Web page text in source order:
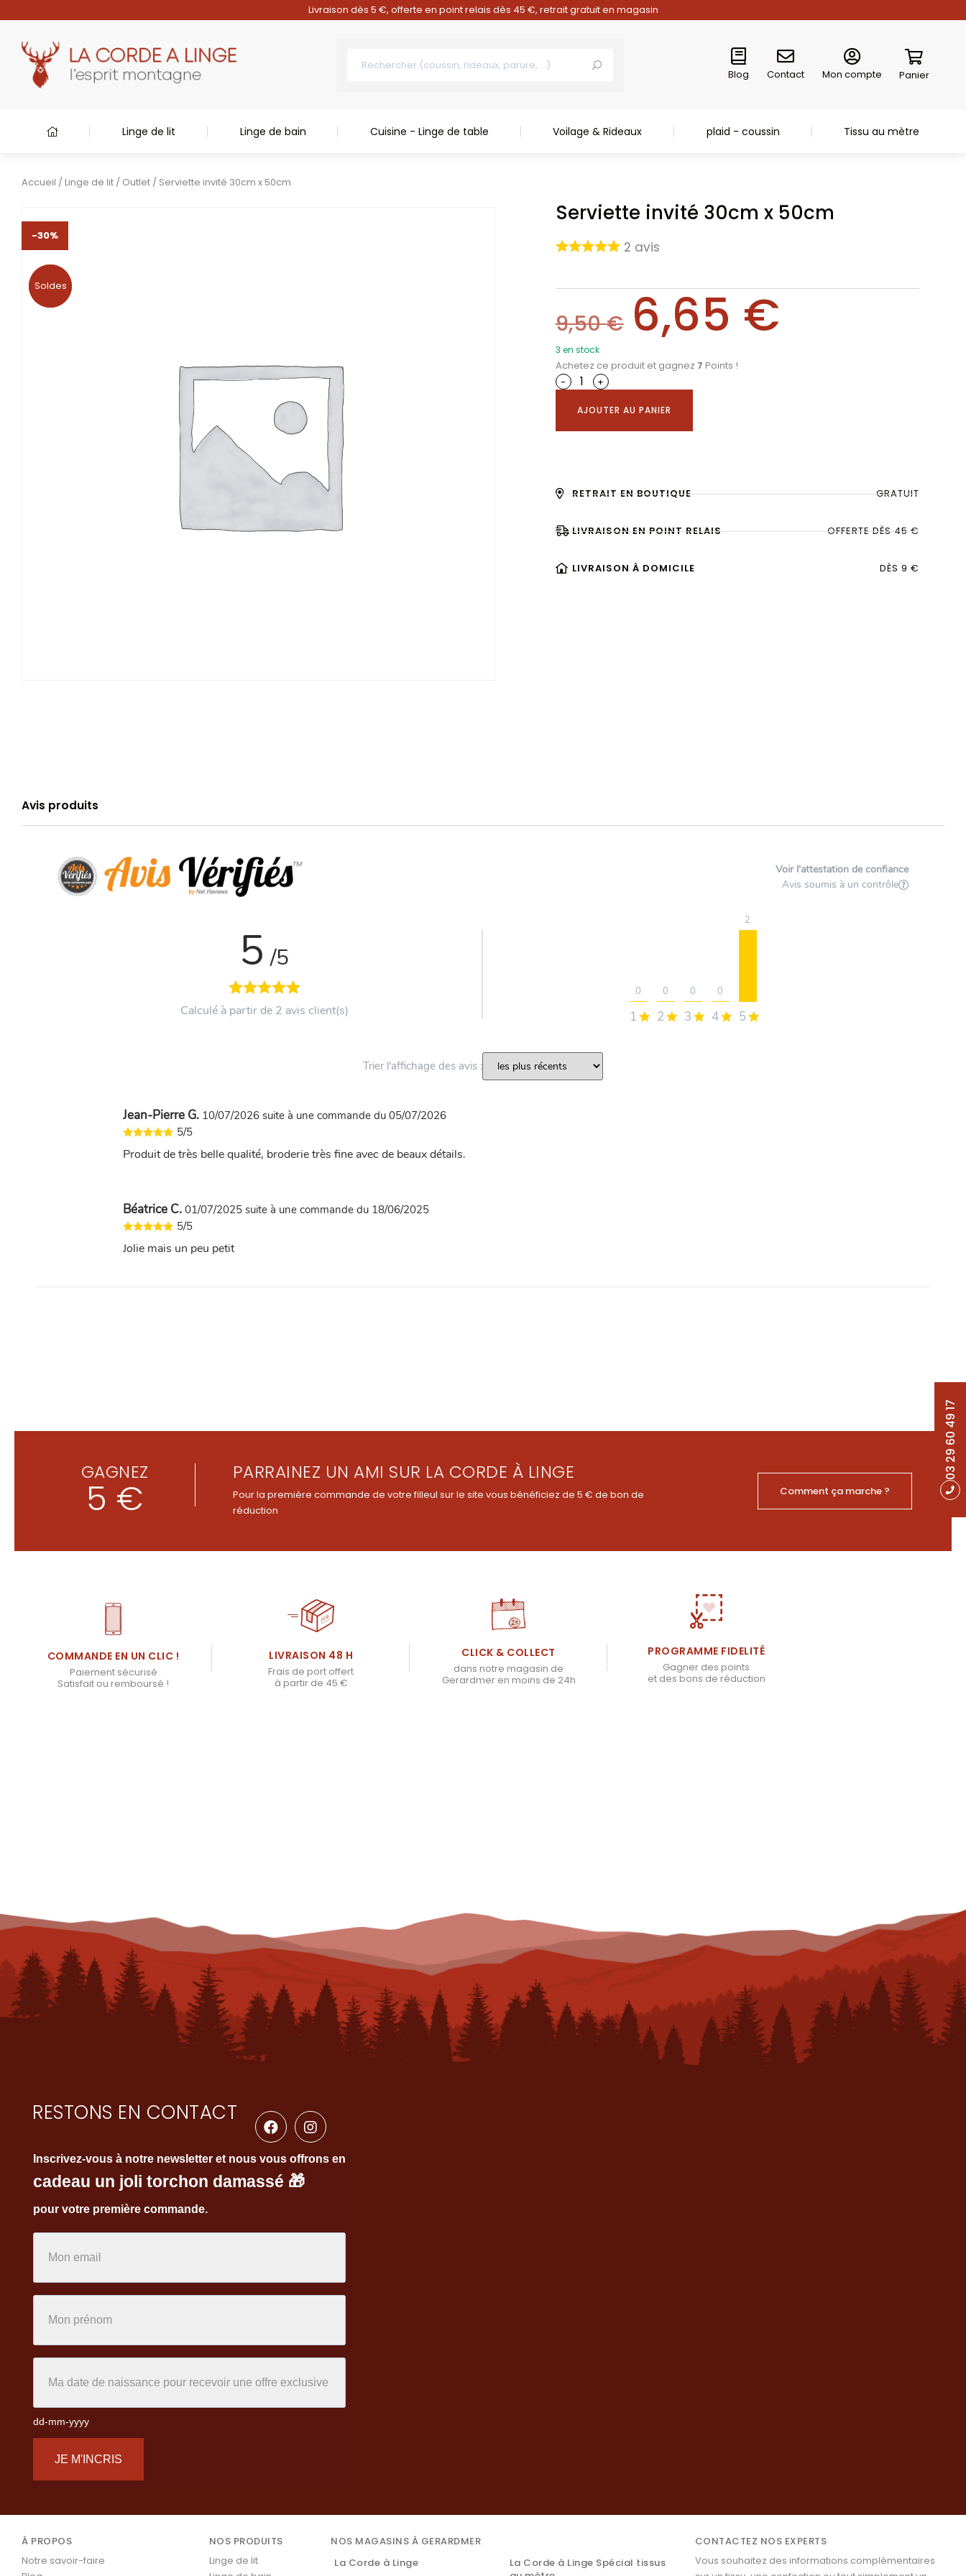
Livraison dès 5 €, offerte en point relais dès 45 €, retrait gratuit en magasin
Blog Contact Mon compte Panier
Linge de lit Linge de bain Cuisine - Linge de table Voilage & Rideaux plaid - coussin Tissu au mètre
03 29 60 49 17
Accueil / Linge de lit / Outlet / Serviette invité 30cm x 50cm
-30%
Soldes
Soldes
Serviette invité 30cm x 50cm
2 avis
9,50€ 6,65 €
3 en stock
Achetez ce produit et gagnez 7 Points !
-
+
AJOUTER AU PANIER
RETRAIT EN BOUTIQUE GRATUIT
LIVRAISON EN POINT RELAIS OFFERTE DÈS 45 €
LIVRAISON À DOMICILE DÈS 9 €
Avis produits
Voir l'attestation de confiance
Avis soumis à un contrôle
5 /5
Calculé à partir de 2 avis client(s) 1
0
2
0
3
0
4
0
5
2
Trier l'affichage des avis :
Jean-Pierre G. 10/07/2026 suite à une commande du 05/07/2026
5/5
Produit de très belle qualité, broderie très fine avec de beaux détails.
Béatrice C.01/07/2025 suite à une commande du 18/06/2025
5/5
Jolie mais un peu petit
GAGNEZ
5 €
PARRAINEZ UN AMI SUR LA CORDE À LINGE
Pour la première commande de votre filleul sur le site vous bénéficiez de 5 € de bon de
réduction
Comment ça marche ?
COMMANDE EN UN CLIC !
Paiement sécurisé
Satisfait ou remboursé !
LIVRAISON 48 H
Frais de port offert
à partir de 45 €
CLICK & COLLECT
dans notre magasin de
Gerardmer en moins de 24h
PROGRAMME FIDELITÉ
Gagner des points
et des bons de réduction
RESTONS EN CONTACT
Inscrivez-vous à notre newsletter et nous vous offrons en
cadeau un joli torchon damassé 🎁
pour votre première commande.
dd-mm-yyyy
JE M'INCRIS
À PROPOS
Notre savoir-faire
NOS PRODUITS
Linge de lit
NOS MAGASINS À GERARDMER
La Corde à Linge
La Corde à Linge Spécial tissus
CONTACTEZ NOS EXPERTS
Vous souhaitez des informations complémentaires